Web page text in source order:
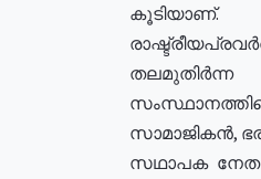
കൂടിയാണ്.
സാമാജികൻ,
സഥാപക